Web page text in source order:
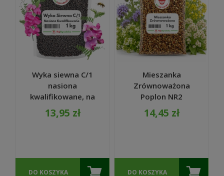
Wyka siewna C/1
nasiona
kwalifikowane, na
poplon i zielonkę 1
KG JARA
13,95 zł
DO KOSZYKA
Mieszanka
Zrównoważona
Poplon NR2
nasiona 1kg -
RajOgrodnika
14,45 zł
DO KOSZYKA